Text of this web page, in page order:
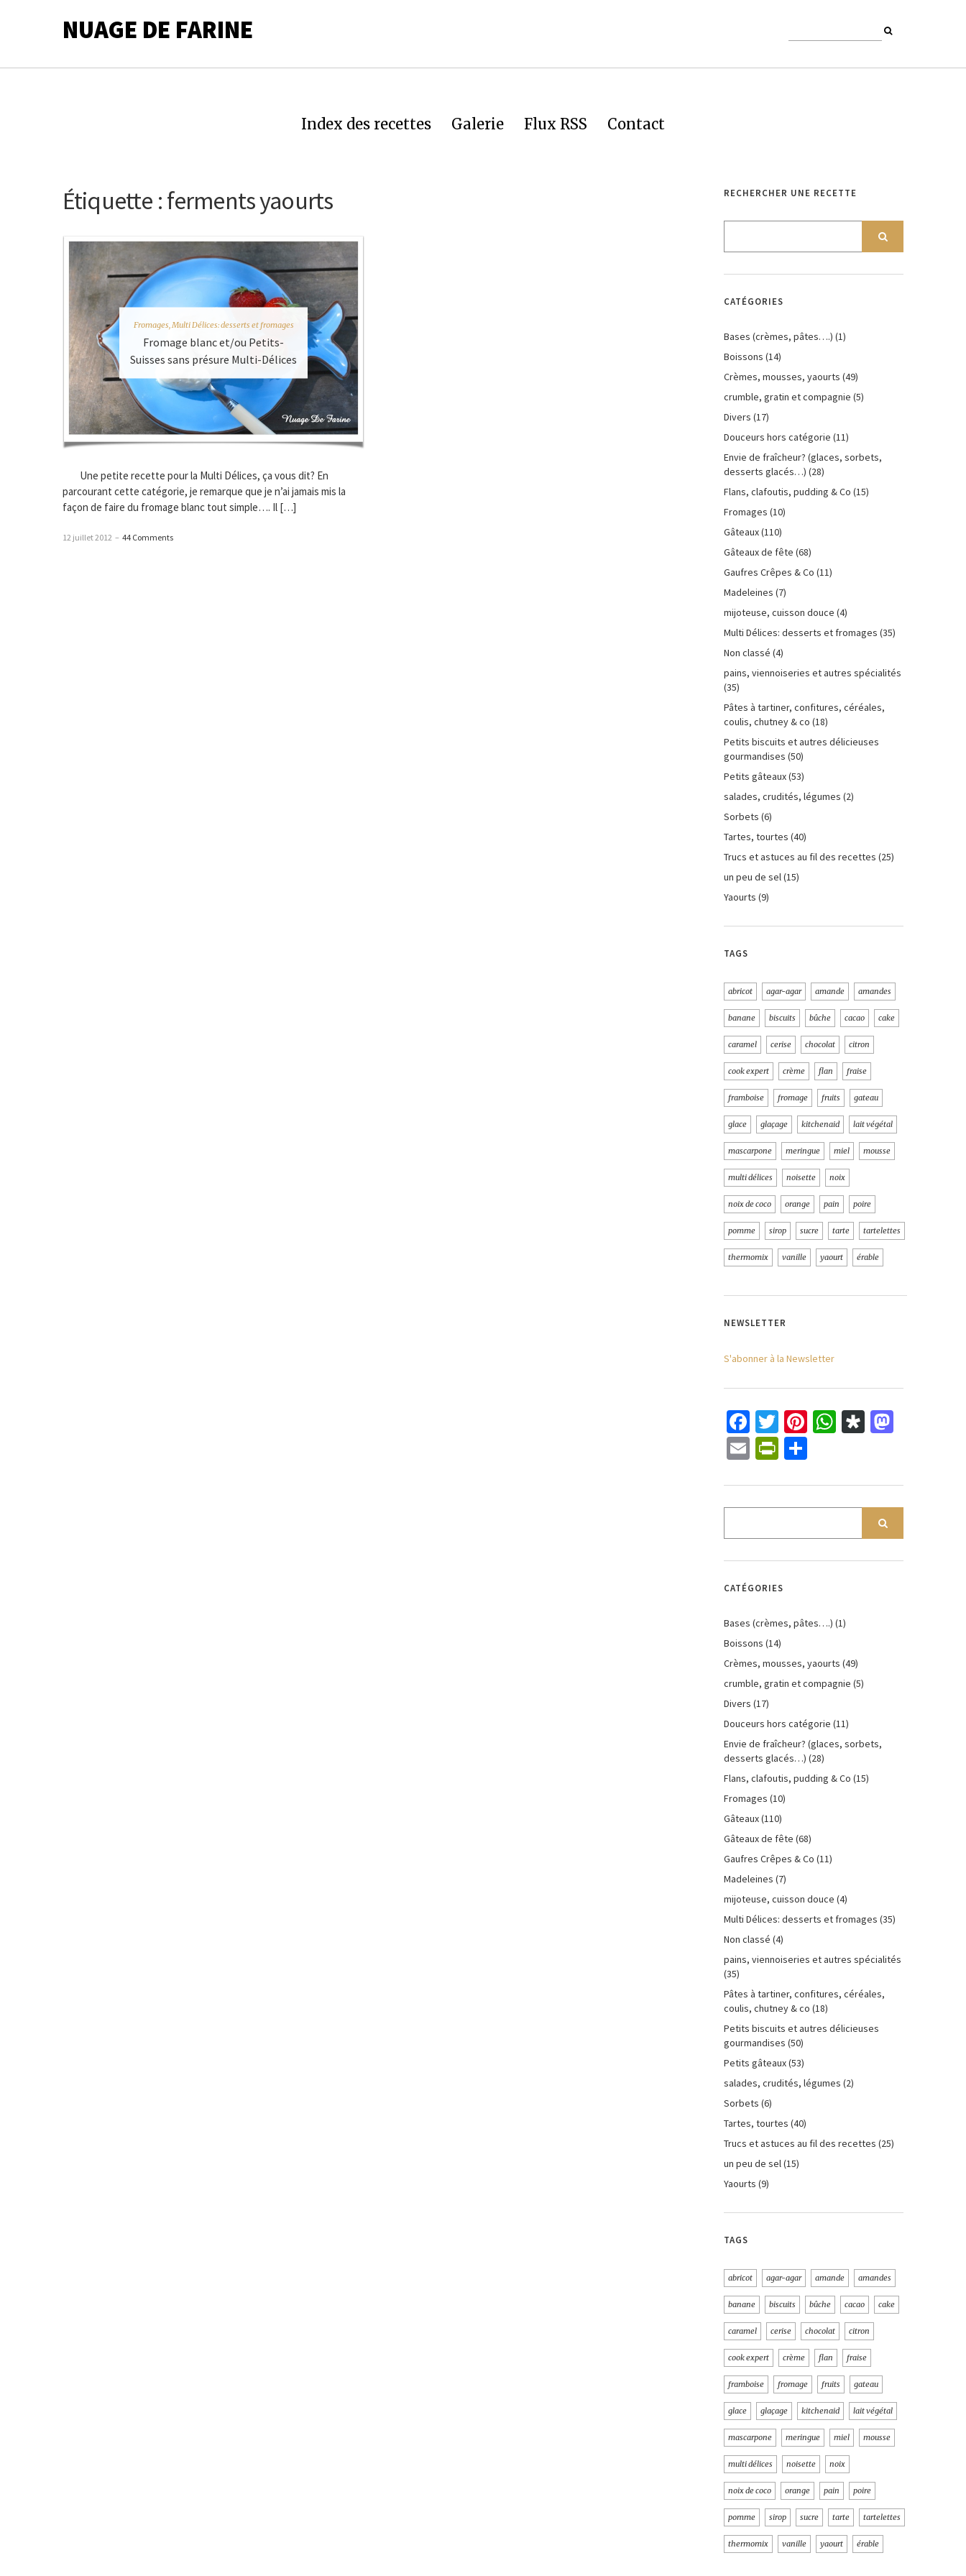
NUAGE DE FARINE
Index des recettes Galerie Flux RSS Contact
Étiquette :ferments yaourts
Fromages, Multi Délices: desserts et fromages
Fromage blanc et/ou Petits-
Suisses sans présure Multi-Délices
Une petite recette pour la Multi Délices, ça vous dit? En
parcourant cette catégorie, je remarque que je n’ai jamais mis la
façon de faire du fromage blanc tout simple…. Il […]
12 juillet 2012 – 44 Comments
RECHERCHER UNE RECETTE
CATÉGORIES
Bases (crèmes, pâtes….) (1)
Boissons (14)
Crèmes, mousses, yaourts (49)
crumble, gratin et compagnie (5)
Divers (17)
Douceurs hors catégorie (11)
Envie de fraîcheur? (glaces, sorbets,
desserts glacés…) (28)
Flans, clafoutis, pudding & Co (15)
Fromages (10)
Gâteaux(110)
Gâteaux de fête (68)
Gaufres Crêpes & Co (11)
Madeleines (7)
mijoteuse, cuisson douce (4)
Multi Délices: desserts et fromages (35)
Non classé (4)
pains, viennoiseries et autres spécialités
(35)
Pâtes à tartiner, confitures, céréales,
coulis, chutney & co (18)
Petits biscuits et autres délicieuses
gourmandises (50)
Petits gâteaux(53)
salades, crudités, légumes (2)
Sorbets (6)
Tartes, tourtes (40)
Trucs et astuces au fil des recettes (25)
un peu de sel(15)
Yaourts (9)
TAGS
abricot agar-agar amande amandes
banane biscuits bûche cacao cake
caramel cerise chocolat citron
cook expert crème flan fraise
framboise fromage fruits gateau
glace glaçage kitchenaid lait végétal
mascarpone meringue miel mousse
multi délices noisette noix
noix de coco orange pain poire
pomme sirop sucre tarte tartelettes
thermomix vanille yaourt érable
NEWSLETTER
S'abonner à la Newsletter
Facebook
Twitter
Pinterest
WhatsApp
Diaspora
EmailPrintFriendly
CATÉGORIES
Bases (crèmes, pâtes….) (1)
Boissons (14)
Crèmes, mousses, yaourts (49)
crumble, gratin et compagnie (5)
Divers (17)
Douceurs hors catégorie (11)
Envie de fraîcheur? (glaces, sorbets,
desserts glacés…) (28)
Flans, clafoutis, pudding & Co (15)
Fromages (10)
Gâteaux(110)
Gâteaux de fête (68)
Gaufres Crêpes & Co (11)
Madeleines (7)
mijoteuse, cuisson douce (4)
Multi Délices: desserts et fromages (35)
Non classé (4)
pains, viennoiseries et autres spécialités
(35)
Pâtes à tartiner, confitures, céréales,
coulis, chutney & co (18)
Petits biscuits et autres délicieuses
gourmandises (50)
Petits gâteaux(53)
salades, crudités, légumes (2)
Sorbets (6)
Tartes, tourtes (40)
Trucs et astuces au fil des recettes (25)
un peu de sel(15)
Yaourts (9)
TAGS
abricot agar-agar amande amandes
banane biscuits bûche cacao cake
caramel cerise chocolat citron
cook expert crème flan fraise
framboise fromage fruits gateau
glace glaçage kitchenaid lait végétal
mascarpone meringue miel mousse
multi délices noisette noix
noix de coco orange pain poire
pomme sirop sucre tarte tartelettes
thermomix vanille yaourt érable